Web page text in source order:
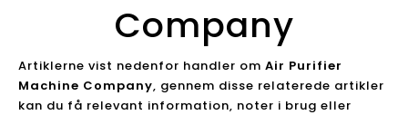
Company
Artiklerne vist nedenfor handler om Air Purifier
Machine Company, gennem disse relaterede artikler
kan du få relevant information, noter i brug eller